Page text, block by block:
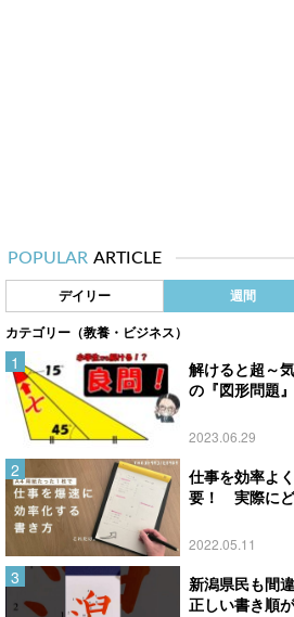
POPULAR ARTICLE
デイリー 週間
カテゴリー（教養・ビジネス）
解けると超～
の『図形問題
2023.06.29
仕事を効率よ
要！ 実際にど
2022.05.11
新潟県民も間
正しい書き順